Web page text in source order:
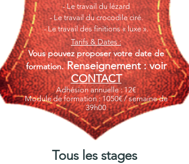
- Le travail du lézard
- Le travail du crocodile ciré.
- Le travail des finitions « luxe ».
Tarifs & Dates :
Vous pouvez proposer votre date de
formation.Renseignement : voir
CONTACT
Adhésion annuelle : 12€
Module de formation : 1050€ / semaine de
39h00
Tous les stages